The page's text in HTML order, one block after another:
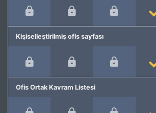
Kişiselleştirilmiş ofis sayfası
Ofis Ortak Kavram Listesi